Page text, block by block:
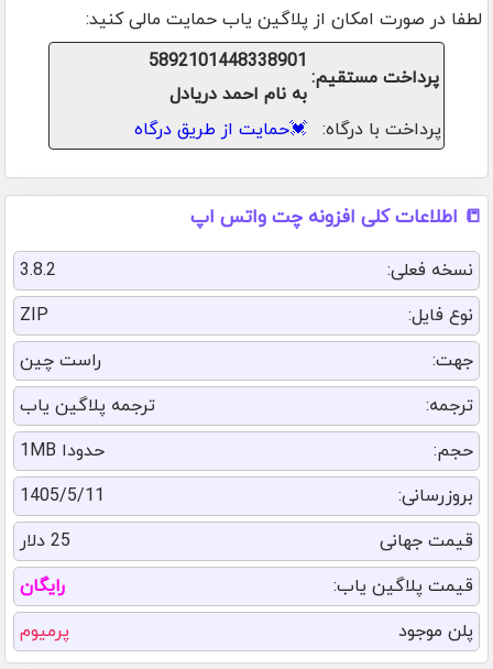
لطفا در صورت امکان از پلاگین یاب حمایت مالی کنید:
پرداخت مستقیم:
5892101448338901
به نام احمد دریادل
پرداخت با درگاه:
💓حمایت از طریق درگاه
📒 اطلاعات کلی افزونه چت واتس اپ
نسخه فعلی:
3.8.2
نوع فایل:
ZIP
جهت:
راست چین
ترجمه:
ترجمه پلاگین یاب
حجم:
حدودا 1MB
بروزرسانی:
1405/5/11
قیمت جهانی
25 دلار
قیمت پلاگین یاب:
رایگان
پلن موجود
پرمیوم